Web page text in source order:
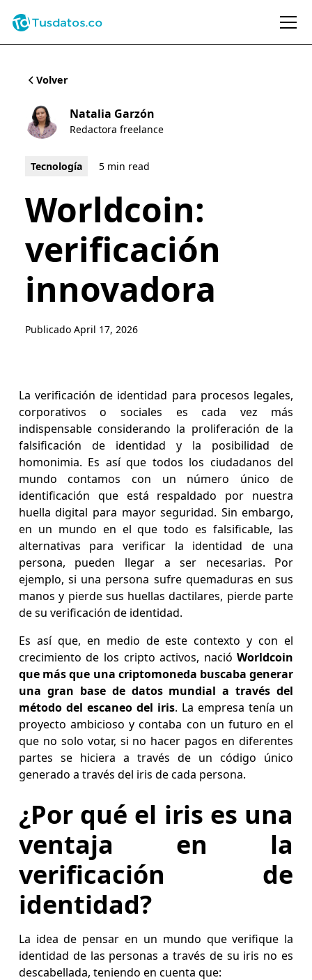
Volver
Natalia Garzón
Redactora freelance
Tecnología 5 min read
Worldcoin:
verificación
innovadora
Publicado April 17, 2026
La verificación de identidad para procesos legales,
corporativos o sociales es cada vez más
indispensable considerando la proliferación de la
falsificación de identidad y la posibilidad de
homonimia. Es así que todos los ciudadanos del
mundo contamos con un número único de
identificación que está respaldado por nuestra
huella digital para mayor seguridad. Sin embargo,
en un mundo en el que todo es falsificable, las
alternativas para verificar la identidad de una
persona, pueden llegar a ser necesarias. Por
ejemplo, si una persona sufre quemaduras en sus
manos y pierde sus huellas dactilares, pierde parte
de su verificación de identidad.
Es así que, en medio de este contexto y con el
crecimiento de los cripto activos, nacióWorldcoin
que más que una criptomoneda buscaba generar
una gran base de datos mundial a través del
método del escaneo del iris. La empresa tenía un
proyecto ambicioso y contaba con un futuro en el
que no solo votar, si no hacer pagos en diferentes
partes se hiciera a través de un código único
generado a través del iris de cada persona.
¿Por qué el iris es una
ventaja en la
verificación de
identidad?
La idea de pensar en un mundo que verifique la
identidad de las personas a través de su iris no es
descabellada, teniendo en cuenta que: